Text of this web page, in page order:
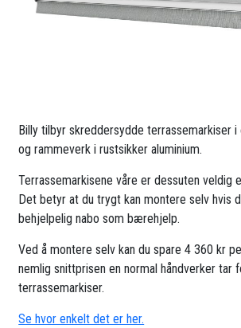
Billy tilbyr skreddersydde terrassemarkiser
og rammeverk i rustsikker aluminium.
Terrassemarkisene våre er dessuten veldig
Det betyr at du trygt kan montere selv hvis
behjelpelig nabo som bærehjelp.
Ved å montere selv kan du spare 4 360 kr
nemlig snittprisen en normal håndverker tar
terrassemarkiser.
Se hvor enkelt det er her.